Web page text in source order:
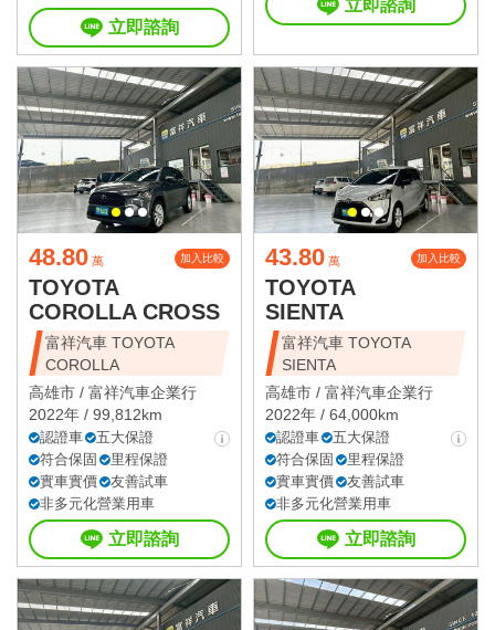
立即諮詢
立即諮詢
48.80 萬 加入比較
TOYOTA
COROLLA CROSS
富祥汽車 TOYOTA
COROLLA
高雄市 / 富祥汽車企業行
2022年 / 99,812km
認證車
五大保證
符合保固
里程保證
實車實價
友善試車
非多元化營業用車
立即諮詢
43.80 萬 加入比較
TOYOTA
SIENTA
富祥汽車 TOYOTA
SIENTA
高雄市 / 富祥汽車企業行
2022年 / 64,000km
認證車
五大保證
符合保固
里程保證
實車實價
友善試車
非多元化營業用車
立即諮詢